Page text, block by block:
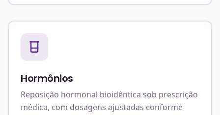
Hormônios
Reposição hormonal bioidêntica sob prescrição
médica, com dosagens ajustadas conforme